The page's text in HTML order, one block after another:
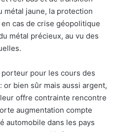
métal jaune, la protection
cas de crise géopolitique
métal précieux, au vu des
porteur pour les cours des
bien sûr mais aussi argent,
offre contrainte rencontre
augmentation compte
automobile dans les pays